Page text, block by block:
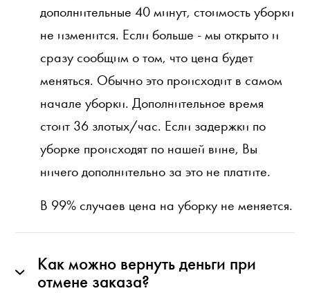
дополнительные 40 минут, стоимость уборки
не изменится. Если больше - мы открыто и
сразу сообщим о том, что цена будет
меняться. Обычно это происходит в самом
начале уборки. Дополнительное время
стоит 36 злотых/час. Если задержки по
уборке происходят по нашей вине, Вы
ничего дополнительно за это не платите.
В 99% случаев цена на уборку не меняется.
Как можно вернуть деньги при
отмене заказа?